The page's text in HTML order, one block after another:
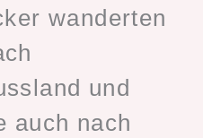
wanderten
und
auch nach